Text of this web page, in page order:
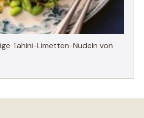
Tahini-Limetten-Nudeln von